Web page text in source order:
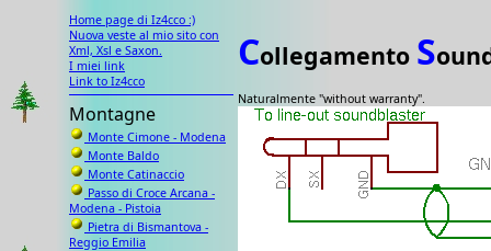
Home page di Iz4cco :)
Nuova veste al mio sito con
Xml, Xsl e Saxon.
I miei link
Link to Iz4cco
Montagne
Monte Cimone - Modena
Monte Baldo
Monte Catinaccio
Passo di Croce Arcana -
Modena - Pistoia
Pietra di Bismantova -
Reggio Emilia
Collegamento S
Naturalmente "without warranty".